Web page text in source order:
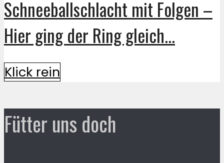
Schneeballschlacht mit Folgen –
Hier ging der Ring gleich...
Klick rein
Fütter uns doch